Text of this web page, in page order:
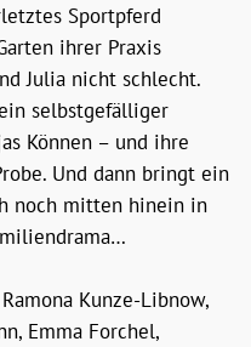
Sportpferd
ihrer Praxis
Julia nicht schlecht.
selbstgefälliger
Können – und ihre
Und dann bringt ein
noch mitten hinein in
Kunze-Libnow,
Emma Forchel,